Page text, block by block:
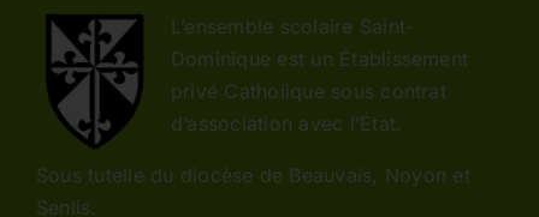
L’ensemble scolaire Saint-
Dominique est un Établissement
privé Catholique sous contrat
d’association avec l’État.
Sous tutelle du diocèse de Beauvais, Noyon et
Senlis.